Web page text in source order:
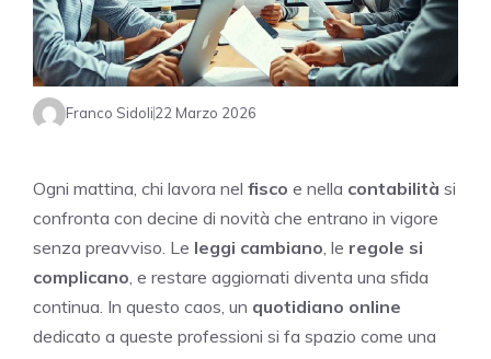
Franco Sidoli22 Marzo 2026
Ogni mattina, chi lavora nel fisco e nella contabilità si
confronta con decine di novità che entrano in vigore
senza preavviso. Le leggi cambiano , le regole si
complicano , e restare aggiornati diventa una sfida
continua. In questo caos, un quotidiano online
dedicato a queste professioni si fa spazio come una